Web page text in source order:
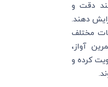
دقت و
دهند.
مختلف
آواز،
کرده و